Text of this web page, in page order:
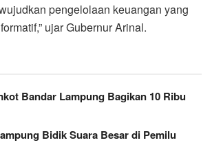
pengelolaan keuangan yang
ujar Gubernur Arinal.
Bandar Lampung Bagikan 10 Ribu
Bidik Suara Besar di Pemilu